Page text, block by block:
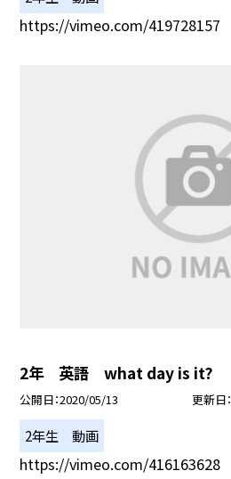
https://vimeo.com/419728157
2年 英語 what day is it?
公開日 2020/05/13 更新日
2年生 動画
https://vimeo.com/416163628